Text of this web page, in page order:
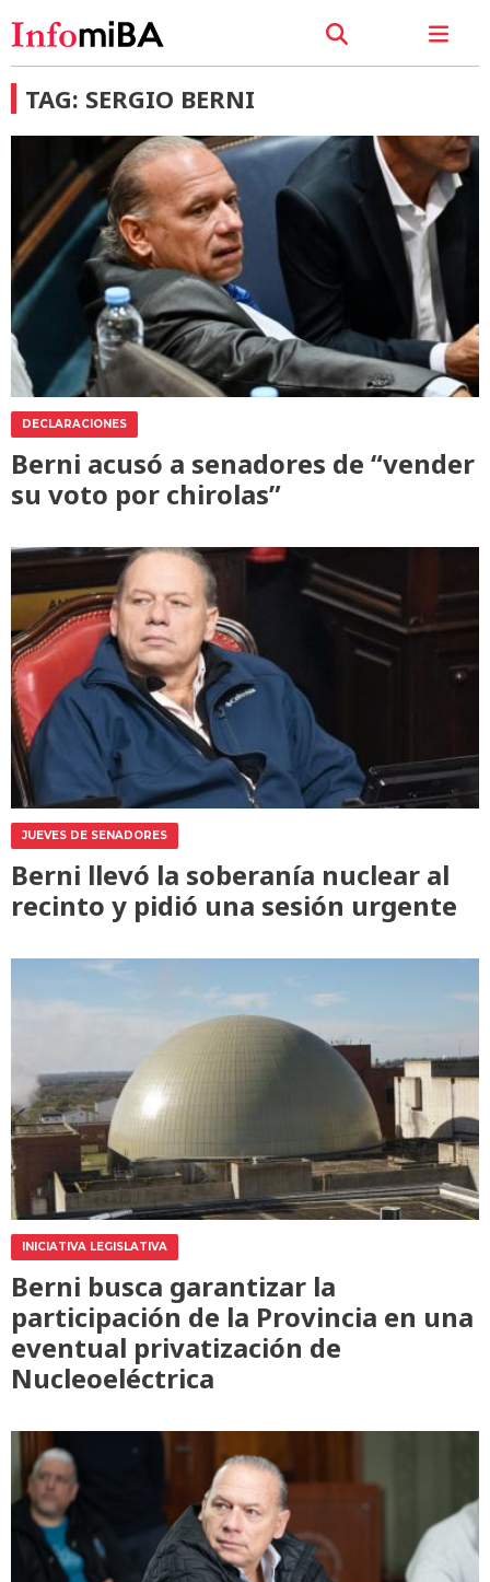
TAG: SERGIO BERNI
DECLARACIONES
Berni acusó a senadores de “vender
su voto por chirolas”
JUEVES DE SENADORES
Berni llevó la soberanía nuclear al
recinto y pidió una sesión urgente
INICIATIVA LEGISLATIVA
Berni busca garantizar la
participación de la Provincia en una
eventual privatización de
Nucleoeléctrica